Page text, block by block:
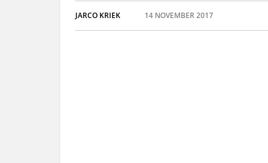
JARCO KRIEK 14 NOVEMBER 2017